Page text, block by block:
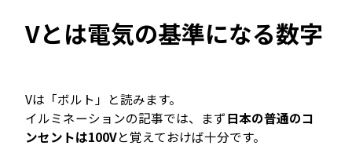
Vとは電気の基準になる数字
Vは「ボルト」と読みます。
イルミネーションの記事では、まず日本の普通のコ
ンセントは100Vと覚えておけば十分です。